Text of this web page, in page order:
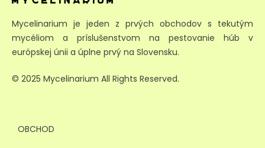
Mycelinarium je jeden z prvých obchodov s tekutým
mycéliom a príslušenstvom na pestovanie húb v
európskej únii a úplne prvý na Slovensku.
© 2025 Mycelinarium All Rights Reserved.
OBCHOD